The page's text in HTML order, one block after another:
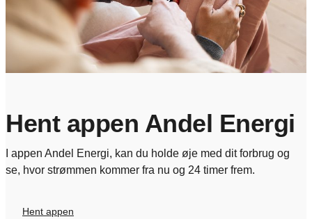
Hent appen Andel Energi
I appen Andel Energi, kan du holde øje med dit forbrug og
se, hvor strømmen kommer fra nu og 24 timer frem.
Hent appen